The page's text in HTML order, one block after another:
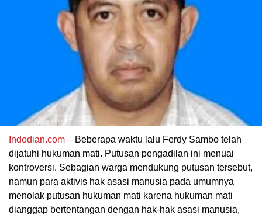
Indodian.com – Beberapa waktu lalu Ferdy Sambo telah
dijatuhi hukuman mati. Putusan pengadilan ini menuai
kontroversi. Sebagian warga mendukung putusan tersebut,
namun para aktivis hak asasi manusia pada umumnya
menolak putusan hukuman mati karena hukuman mati
dianggap bertentangan dengan hak-hak asasi manusia,